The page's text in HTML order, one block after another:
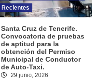
Recientes
Santa Cruz de Tenerife.
Convocatoria de pruebas
de aptitud para la
obtención del Permiso
Municipal de Conductor
de Auto-Taxi.
29 junio, 2026